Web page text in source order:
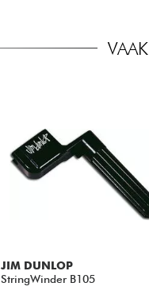
JIM DUNLOP
StringWinder B105